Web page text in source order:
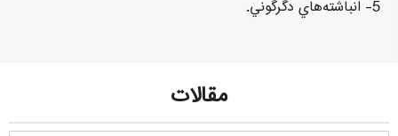
5- انباشته‌هاي دگرگوني.
مقالات